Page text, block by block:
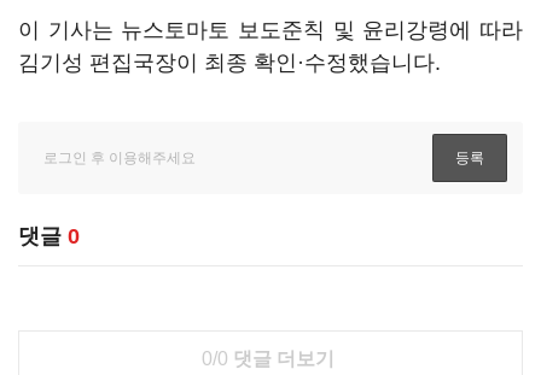
이 기사는 뉴스토마토 보도준칙 및 윤리강령에 따라
김기성 편집국장이 최종 확인·수정했습니다.
댓글 0
0/0 댓글 더보기